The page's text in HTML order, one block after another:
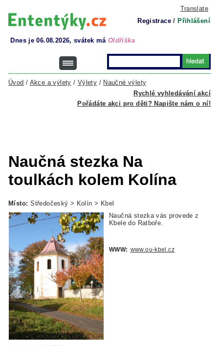
Translate
Registrace / Přihlášení
Dnes je 06.08.2026, svátek má Oldřiška
Rychlé vyhledávání akcí
Úvod / Akce a výlety / Výlety / Naučné výlety
Pořádáte akci pro děti? Napište nám o ní!
Naučná stezka Na
toulkách kolem Kolína
Místo: Středočeský > Kolín > Kbel
Naučná stezka vás provede z
Kbele do Ratboře.
WWW: www.ou-kbel.cz